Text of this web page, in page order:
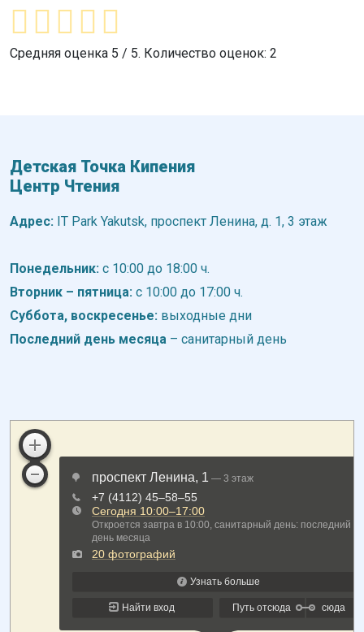
Средняя оценка 5 / 5. Количество оценок: 2
Детская Точка Кипения
Центр Чтения
Адрес: IT Park Yakutsk, проспект Ленина, д. 1, 3 этаж
Понедельник: с 10:00 до 18:00 ч.
Вторник – пятница: с 10:00 до 17:00 ч.
Суббота, воскресенье: выходные дни
Последний день месяца – санитарный день